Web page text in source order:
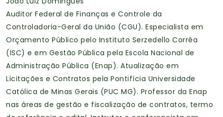
Auditor Federal de Finanças e Controle da
Controladoria-Geral da União (CGU). Especialista em
Orçamento Público pelo Instituto Serzedello Corrêa
(ISC) e em Gestão Pública pela Escola Nacional de
Administração Pública (Enap). Atualização em
Licitações e Contratos pela Pontifícia Universidade
Católica de Minas Gerais (PUC MG). Professor da Enap
nas áreas de gestão e fiscalização de contratos, termo